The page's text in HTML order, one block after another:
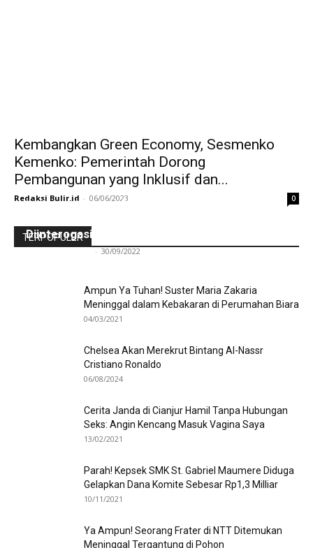
Kembangkan Green Economy, Sesmenko
Kemenko: Pemerintah Dorong
Pembangunan yang Inklusif dan...
Redaksi Bulir.id - 06/06/2023 0
TERPOPULER
Ini Kronologinya! Diduga Teriaki Kata Sambo,
Diinterogasi Aparat Polres Sikka
- 30/09/2022
Ampun Ya Tuhan! Suster Maria Zakaria
Meninggal dalam Kebakaran di Perumahan Biara
04/03/2021
Chelsea Akan Merekrut Bintang Al-Nassr
Cristiano Ronaldo
06/08/2024
Cerita Janda di Cianjur Hamil Tanpa Hubungan
Seks: Angin Kencang Masuk Vagina Saya
13/02/2021
Parah! Kepsek SMK St. Gabriel Maumere Diduga
Gelapkan Dana Komite Sebesar Rp1,3 Milliar
10/11/2021
Ya Ampun! Seorang Frater di NTT Ditemukan
Meninggal Tergantung di Pohon